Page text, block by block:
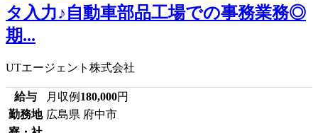
タ入力♪自動車部品工場での事務業務◎
期...
UTエージェント株式会社
給与 月収例 180,000円
勤務地 広島県 府中市